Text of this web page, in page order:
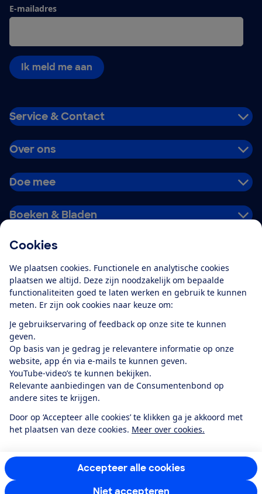
Cookies
We plaatsen cookies. Functionele en analytische cookies
plaatsen we altijd. Deze zijn noodzakelijk om bepaalde
functionaliteiten goed te laten werken en gebruik te kunnen
meten. Er zijn ook cookies naar keuze om:
Je gebruikservaring of feedback op onze site te kunnen
geven.
Op basis van je gedrag je relevantere informatie op onze
website, app én via e-mails te kunnen geven.
YouTube-video’s te kunnen bekijken.
Relevante aanbiedingen van de Consumentenbond op
andere sites te krijgen.
Door op ‘Accepteer alle cookies’ te klikken ga je akkoord met
het plaatsen van deze cookies. Meer over cookies.
Accepteer alle cookies
Niet accepteren
E-mailadres
Ik meld me aan
Service & Contact
Over ons
Doe mee
Boeken & Bladen
Alles over de
app
Algemene Voorwaarden
Privacyverklaring
Cookiebeleid
Privacyvoorkeuren
Toegankelijkheid
RSS-feed nieuws
Facebook
TwitterInstagram
YoutubeLinkedIn
12.901consumentenbeoordelen de Consumentenbondmet gemiddeld